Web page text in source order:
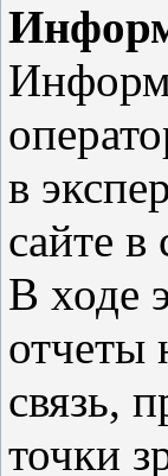
в
сайте в
В ходе
отчеты
связь,
точки